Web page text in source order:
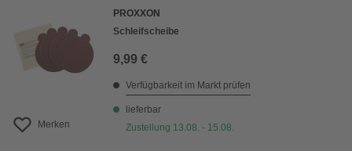
Merken
PROXXON
Schleifscheibe
9,99 €
Verfügbarkeit im Markt prüfen
lieferbar
Zustellung 13.08. - 15.08.